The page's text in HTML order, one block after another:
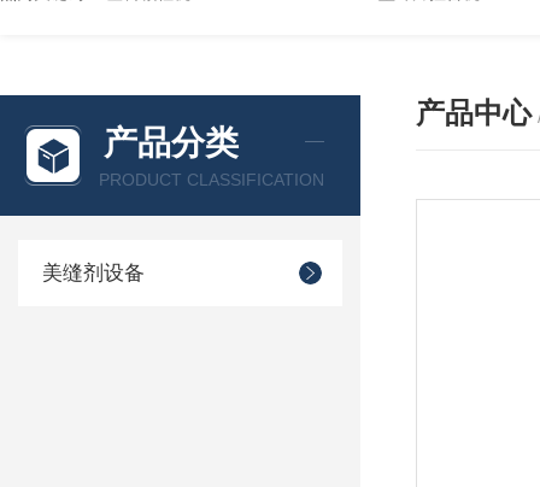
产品分类
PRODUCT CLASSIFICATION
美缝剂设备
产品中心